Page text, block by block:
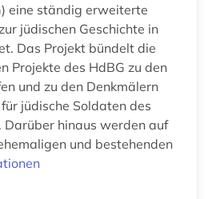
mauer (1)
eine ständig erweiterte
jüdischen Geschichte in
Das Projekt bündelt die
Projekte des HdBG zu den
und zu den Denkmälern
jüdische Soldaten des
Darüber hinaus werden auf
und bestehenden